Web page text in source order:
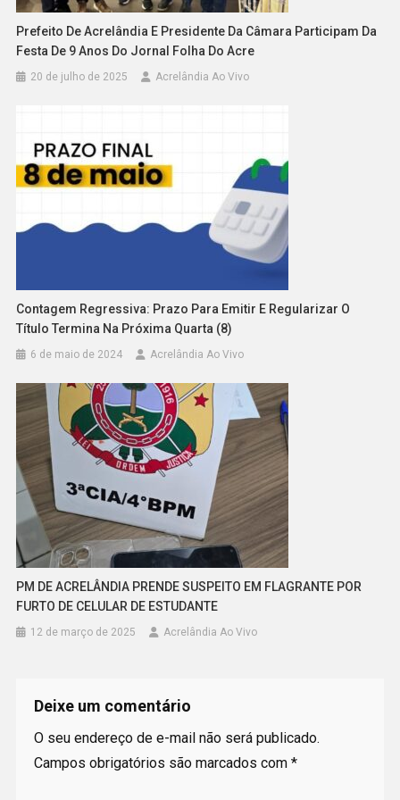
Prefeito De Acrelândia E Presidente Da Câmara Participam Da
Festa De 9 Anos Do Jornal Folha Do Acre
20 de julho de 2025 Acrelândia Ao Vivo
Contagem Regressiva: Prazo Para Emitir E Regularizar O
Título Termina Na Próxima Quarta (8)
6 de maio de 2024 Acrelândia Ao Vivo
PM DE ACRELÂNDIA PRENDE SUSPEITO EM FLAGRANTE POR
FURTO DE CELULAR DE ESTUDANTE
12 de março de 2025 Acrelândia Ao Vivo
Deixe um comentário
O seu endereço de e-mail não será publicado.
Campos obrigatórios são marcados com *